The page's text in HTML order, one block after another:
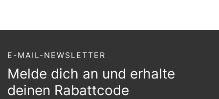
E-MAIL-NEWSLETTER
Melde dich an und erhalte
deinen Rabattcode